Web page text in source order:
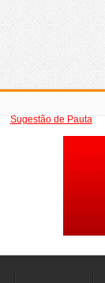
Sugestão de Pauta